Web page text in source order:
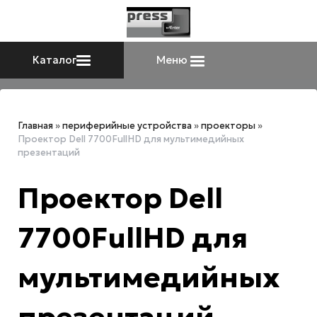
Каталог Меню
Главная »периферийные устройства »проекторы »
Проектор Dell 7700FullHD для мультимедийных
презентаций
Проектор Dell
7700FullHD для
мультимедийных